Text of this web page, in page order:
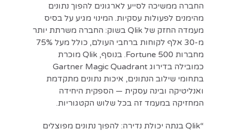
החברה ממשיכה לסייע לארגונים להפוך נתונים
מהימנים לפעולות עסקיות. המינוי מגיע על בסיס
מעמדה החזק של Qlik בשוק: החברה משרתת יותר
מ-30 אלף לקוחות ברחבי העולם, כולל מעל 75%
מחברות Fortune 500. בנוסף, Qlik מוכרת
כמובילה בדירוג Gartner Magic Quadrant
בתחומי שילוב הנתונים, איכות נתונים מתקדמת
ואנליטיקה ובינה עסקית — הספקית היחידה
המחזיקה במעמד זה בכל שלוש הקטגוריות.
“Qlik בנתה יכולת נדירה: להפוך נתונים מפוצלים